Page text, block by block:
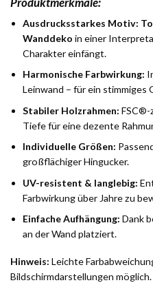
Ausdrucksstarkes Motiv:
Wanddeko in einer
Charakter einfängt.
Harmonische Farbwirkung:
Leinwand – für ein stimmiges
Stabiler Holzrahmen: FSC®-
Tiefe für eine dezente
Individuelle Größen:
großflächiger Hingucker.
UV-resistent & langlebig:
Farbwirkung über Jahre zu
Einfache Aufhängung: Dank
an der Wand platziert.
Hinweis: Leichte
Bildschirmdarstellungen